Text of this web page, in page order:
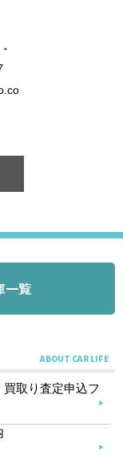
一覧
買取り査定申込フ